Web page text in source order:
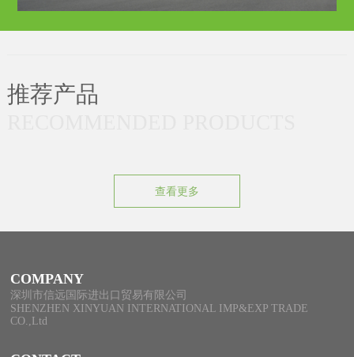
推荐产品
查看更多
COMPANY
深圳市信远国际进出口贸易有限公司
SHENZHEN XINYUAN INTERNATIONAL IMP&EXP TRADE
CO.,Ltd